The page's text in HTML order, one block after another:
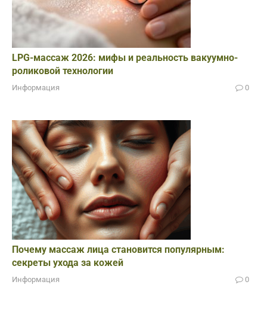
LPG-массаж 2026: мифы и реальность вакуумно-
роликовой технологии
Информация 0
Почему массаж лица становится популярным:
секреты ухода за кожей
Информация 0